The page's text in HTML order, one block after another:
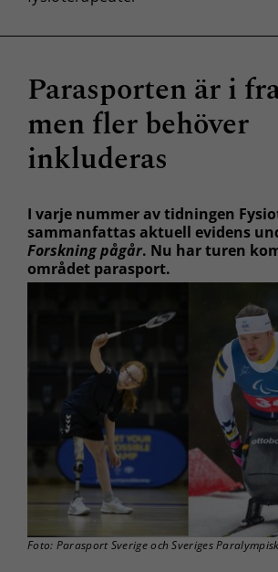
Parasporten är i
men fler behöver
inkluderas
I varje nummer av tidningen
sammanfattas aktuell evidens
Forskning pågår. Nu har turen
området parasport.
Foto: Parasport Sverige och Sveriges